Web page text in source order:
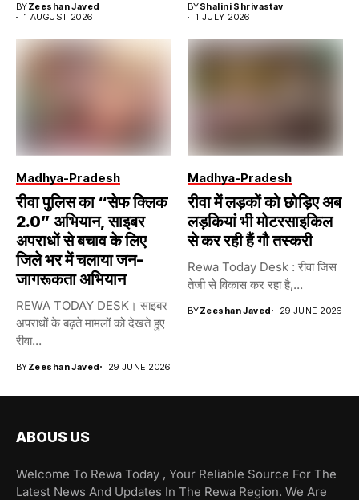
BYZeeshan Javed
1 AUGUST 2026
BYShalini Shrivastav
1 JULY 2026
Madhya-Pradesh
रीवा पुलिस का “सेफ क्लिक
2.0” अभियान, साइबर
अपराधों से बचाव के लिए
जिले भर में चलाया जन-
जागरूकता अभियान
REWA TODAY DESK। साइबर
अपराधों के बढ़ते मामलों को देखते हुए
रीवा...
BYZeeshan Javed 29 JUNE 2026
Madhya-Pradesh
रीवा में लड़कों को छोड़िए अब
लड़कियां भी मोटरसाइकिल
से कर रही हैं गौ तस्करी
Rewa Today Desk : रीवा जिस
तेजी से विकास कर रहा है,...
BYZeeshan Javed 29 JUNE 2026
ABOUS US
Welcome To Rewa Today , Your Reliable Source For The
Latest News And Updates In The Rewa Region. We Are